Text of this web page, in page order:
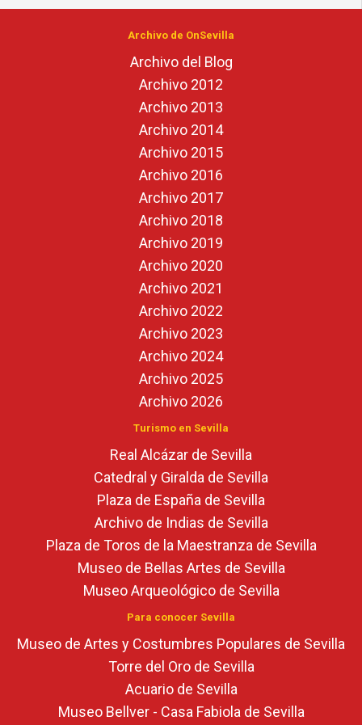
Archivo de OnSevilla
Archivo del Blog
Archivo 2012
Archivo 2013
Archivo 2014
Archivo 2015
Archivo 2016
Archivo 2017
Archivo 2018
Archivo 2019
Archivo 2020
Archivo 2021
Archivo 2022
Archivo 2023
Archivo 2024
Archivo 2025
Archivo 2026
Turismo en Sevilla
Real Alcázar de Sevilla
Catedral y Giralda de Sevilla
Plaza de España de Sevilla
Archivo de Indias de Sevilla
Plaza de Toros de la Maestranza de Sevilla
Museo de Bellas Artes de Sevilla
Museo Arqueológico de Sevilla
Para conocer Sevilla
Museo de Artes y Costumbres Populares de Sevilla
Torre del Oro de Sevilla
Acuario de Sevilla
Museo Bellver - Casa Fabiola de Sevilla